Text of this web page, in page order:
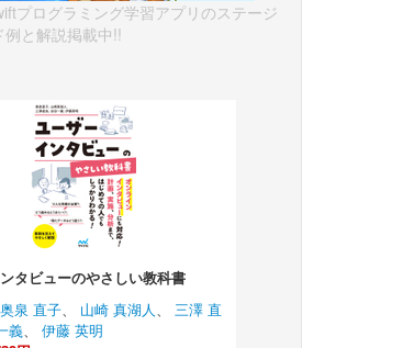
プログラミング学習アプリのステージ
例と解説掲載中!!